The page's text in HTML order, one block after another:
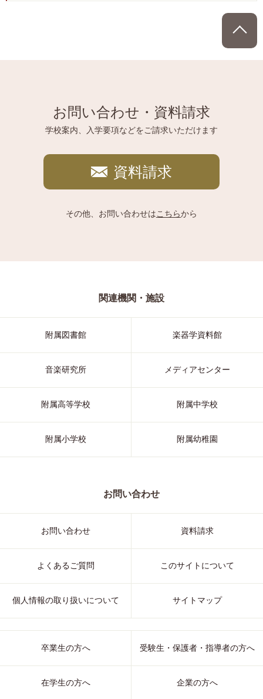
お問い合わせ・資料請求
学校案内、入学要項などをご請求いただけます
資料請求
その他、お問い合わせはこちらから
関連機関・施設
附属図書館 楽器学資料館
音楽研究所 メディアセンター
附属高等学校 附属中学校
附属小学校 附属幼稚園
お問い合わせ
お問い合わせ 資料請求
よくあるご質問 このサイトについて
個人情報の取り扱いについて サイトマップ
卒業生の方へ 受験生・保護者・指導者の方へ
在学生の方へ 企業の方へ